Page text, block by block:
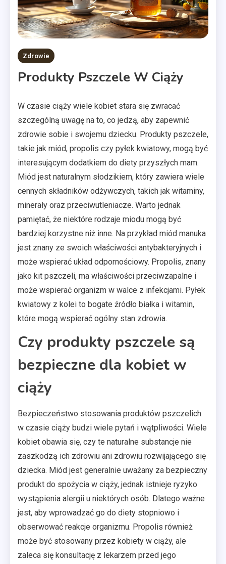
Zdrowie
Produkty Pszczele W Ciąży
W czasie ciąży wiele kobiet stara się zwracać
szczególną uwagę na to, co jedzą, aby zapewnić
zdrowie sobie i swojemu dziecku. Produkty pszczele,
takie jak miód, propolis czy pyłek kwiatowy, mogą być
interesującym dodatkiem do diety przyszłych mam.
Miód jest naturalnym słodzikiem, który zawiera wiele
cennych składników odżywczych, takich jak witaminy,
minerały oraz przeciwutleniacze. Warto jednak
pamiętać, że niektóre rodzaje miodu mogą być
bardziej korzystne niż inne. Na przykład miód manuka
jest znany ze swoich właściwości antybakteryjnych i
może wspierać układ odpornościowy. Propolis, znany
jako kit pszczeli, ma właściwości przeciwzapalne i
może wspierać organizm w walce z infekcjami. Pyłek
kwiatowy z kolei to bogate źródło białka i witamin,
które mogą wspierać ogólny stan zdrowia.
Czy produkty pszczele są
bezpieczne dla kobiet w
ciąży
Bezpieczeństwo stosowania produktów pszczelich
w czasie ciąży budzi wiele pytań i wątpliwości. Wiele
kobiet obawia się, czy te naturalne substancje nie
zaszkodzą ich zdrowiu ani zdrowiu rozwijającego się
dziecka. Miód jest generalnie uważany za bezpieczny
produkt do spożycia w ciąży, jednak istnieje ryzyko
wystąpienia alergii u niektórych osób. Dlatego ważne
jest, aby wprowadzać go do diety stopniowo i
obserwować reakcje organizmu. Propolis również
może być stosowany przez kobiety w ciąży, ale
zaleca się konsultację z lekarzem przed jego